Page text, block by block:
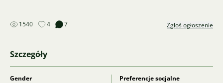
1540 4 7 Zgłoś ogłoszenie
Szczegóły
Gender
Preferencje socjalne